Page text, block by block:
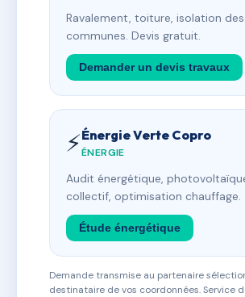
Ravalement, toiture, isolation
communes. Devis gratuit.
Demander un devis travaux
⚡Énergie Verte Copro
ÉNERGIE
Audit énergétique,
collectif, optimisation chauffage.
Étude énergétique
Demande transmise au partenaire
destinataire de vos coordonnées. Service